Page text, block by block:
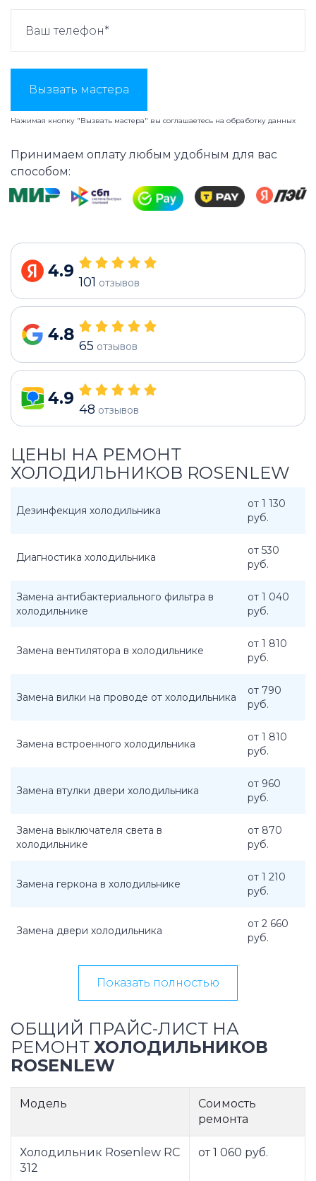
Вызвать мастера
Нажимая кнопку "Вызвать мастера" вы соглашаетесь на обработку данных
Принимаем оплату любым удобным для вас
способом:
4.9
101 отзывов
4.8
65 отзывов
4.9
48 отзывов
ЦЕНЫ НА РЕМОНТ
ХОЛОДИЛЬНИКОВ ROSENLEW
Дезинфекция холодильника
от 1 130
руб.
Диагностика холодильника
от 530
руб.
Замена антибактериального фильтра в
холодильнике
от 1 040
руб.
Замена вентилятора в холодильнике
от 1 810
руб.
Замена вилки на проводе от холодильника
от 790
руб.
Замена встроенного холодильника
от 1 810
руб.
Замена втулки двери холодильника
от 960
руб.
Замена выключателя света в
холодильнике
от 870
руб.
Замена геркона в холодильнике
от 1 210
руб.
Замена двери холодильника
от 2 660
руб.
Показать полностью
ОБЩИЙ ПРАЙС-ЛИСТ НА
РЕМОНТ ХОЛОДИЛЬНИКОВ
ROSENLEW
Модель
Соимость
ремонта
Холодильник Rosenlew RC
312
от 1 060 руб.